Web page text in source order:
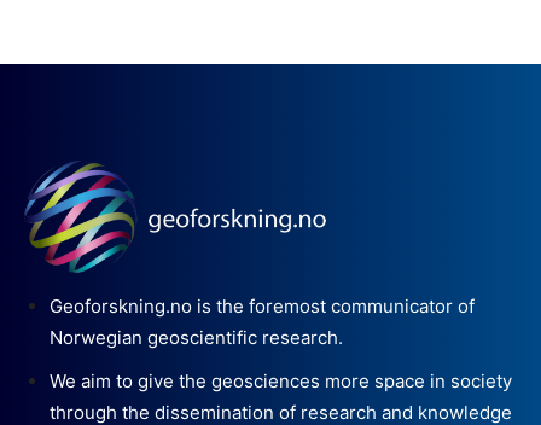
Geoforskning.no is the foremost communicator of
Norwegian geoscientific research.
We aim to give the geosciences more space in society
through the dissemination of research and knowledge